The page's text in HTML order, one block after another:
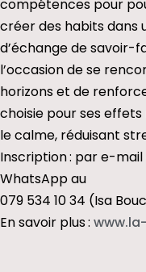
compétences pour
créer des habits dans
d’échange de savoir-
l’occasion de se
horizons et de
choisie pour ses
le calme, réduisant
Inscription : par e-mail
WhatsApp au
079 534 10 34 (Isa
En savoir plus :